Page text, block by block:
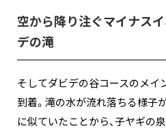
空から降り注ぐマイナス
デの滝
そしてダビデの谷コースのメイ
到着。滝の水が流れ落ちる様子
に似ていたことから、子ヤギの